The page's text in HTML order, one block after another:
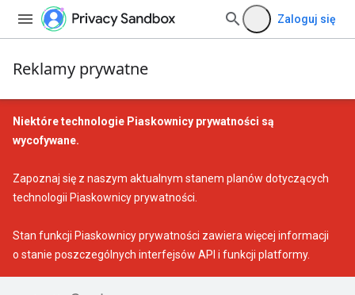
Zaloguj się
Reklamy prywatne
Niektóre technologie Piaskownicy prywatności są
wycofywane.
Zapoznaj się z naszym aktualnym stanem planów dotyczących
technologii Piaskownicy prywatności
Stan funkcji Piaskownicy prywatności zawiera więcej informacji
o stanie poszczególnych interfejsów API i funkcji platformy.